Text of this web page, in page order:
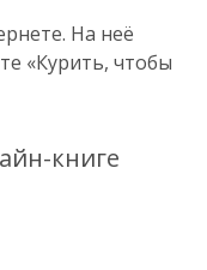
На неё
«Курить, чтобы
книге